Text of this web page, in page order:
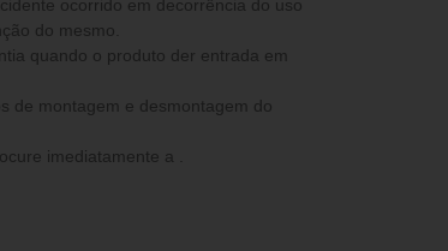
do mesmo.
de montagem e desmontagem do
imediatamente a .